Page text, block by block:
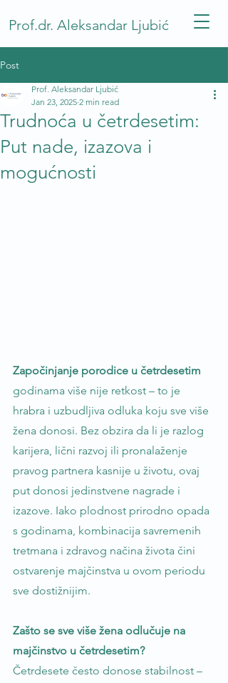
Prof.dr. Aleksandar Ljubić
Post
Trudnoća u četrdesetim:
Put nade, izazova i
mogućnosti
Prof. Aleksandar Ljubić
Jan 23, 2025 2 min read
Započinjanje porodice u četrdesetim
godinama više nije retkost – to je
hrabra i uzbudljiva odluka koju sve više
žena donosi. Bez obzira da li je razlog
karijera, lični razvoj ili pronalaženje
pravog partnera kasnije u životu, ovaj
put donosi jedinstvene nagrade i
izazove. Iako plodnost prirodno opada
s godinama, kombinacija savremenih
tretmana i zdravog načina života čini
ostvarenje majčinstva u ovom periodu
sve dostižnijim.
Zašto se sve više žena odlučuje na
majčinstvo u četrdesetim?
Četrdesete često donose stabilnost –